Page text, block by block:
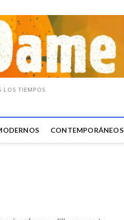
LOS TIEMPOS
CONTEMPORÁNEOS